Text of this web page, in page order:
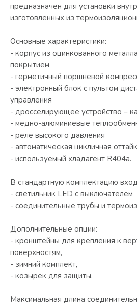
предназначен для установки
изготовленных из
Основные характеристики:
- корпус из оцинкованного
покрытием
- герметичный поршневой
- электронный блок с пультом
управления
- дросселирующее устройство –
- медно-алюминиевые
- реле высокого давления
- автоматическая цикличная
- используемый хладагент R404a.
В стандартную комплектацию
- светильник LED c выключателем
- соединительные трубы и
Дополнительные опции:
- кронштейны для крепления к
поверхностям,
- зимний комплект,
- козырек для защиты.
Максимальная длина